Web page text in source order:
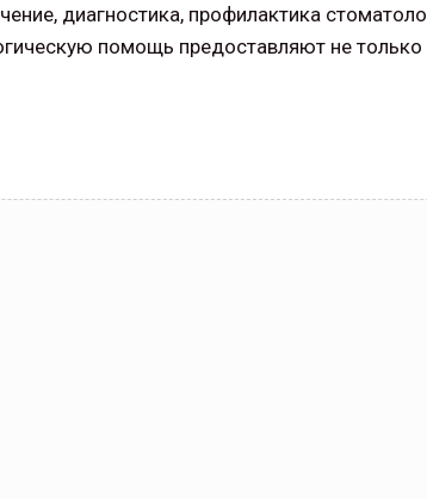
диагностика, профилактика
помощь предоставляют не только